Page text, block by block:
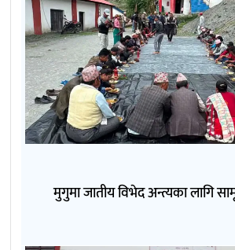
मुगुमा जातीय विभेद अन्त्यका लागि